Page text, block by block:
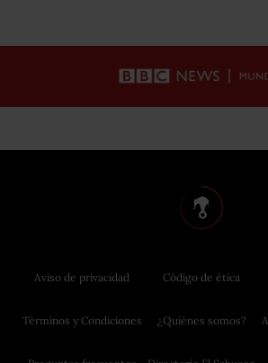
Aviso de privacidad
Términos y Condiciones
Código de ética
¿Quiénes somos?